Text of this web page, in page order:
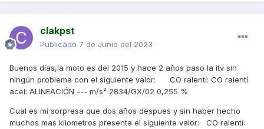
clakpst
Publicado 7 de Junio del 2023
Buenos días,la moto es del 2015 y hace 2 años paso la itv sin
ningún problema con el siguiente valor: CO ralentí: CO ralentí
acel: ALINEACIÓN --- m/s² 2834/GX/02 0,255 %
Cual es mi sorpresa que dos años despues y sin haber hecho
muchos mas kilometros presenta el siguiente valor: CO ralentí: